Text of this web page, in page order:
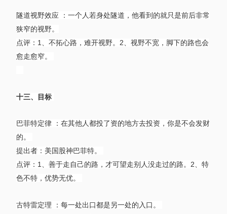
隧道视野效应 ：一个人若身处隧道，他看到的就只是前后非常
狭窄的视野。
点评：1、不拓心路，难开视野。2、视野不宽，脚下的路也会
愈走愈窄。
十三、目标
巴菲特定律 ：在其他人都投了资的地方去投资，你是不会发财
的。
提出者：美国股神巴菲特。
点评：1、善于走自己的路，才可望走别人没走过的路。2、特
色不特，优势无优。
古特雷定理 ：每一处出口都是另一处的入口。